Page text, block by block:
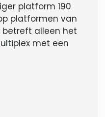
platform 190
platformen van
betreft alleen het
met een